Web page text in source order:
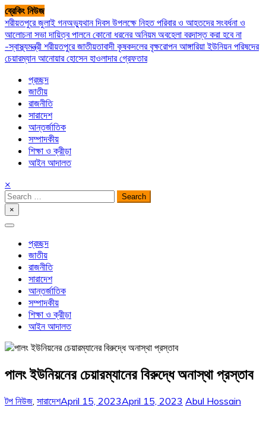
Skip
to
content
ব্রেকিং নিউজ
শরীয়তপুরে জুলাই গনঅভ্যুথান দিবস উপলক্ষে নিহত পরিবার ও আহতদের সংবর্ধনা ও
আলোচনা সভাদায়িত্ব পালনে কোনো ধরনের অনিয়ম অবহেলা বরদাস্ত করা হবে না
-স্বাস্থ্যমন্ত্রী শরীয়তপুরে জাতীয়তাবাদী কৃষকদলের বৃক্ষরোপনআঙ্গারিয়া ইউনিয়ন পরিষদের
চেয়ারম্যান আনোয়ার হোসেন হাওলাদার গ্রেফতার
প্রচ্ছদ
জাতীয়
রাজনীতি
সারাদেশ
আন্তর্জাতিক
সম্পাদকীয়
শিক্ষা ও ক্রীড়া
আইন আদালত
×
Search
for:
×
প্রচ্ছদ
জাতীয়
রাজনীতি
সারাদেশ
আন্তর্জাতিক
সম্পাদকীয়
শিক্ষা ও ক্রীড়া
আইন আদালত
পালং ইউনিয়নের চেয়ারম্যানের বিরুদ্ধে অনাস্থা প্রস্তাব
টপ নিউজ সারাদেশApril 15, 2023April 15, 2023 Abul Hossain